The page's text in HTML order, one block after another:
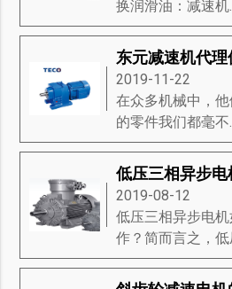
换润滑油：减速机
2019-11-22
在众多机械中，
的零件我们都毫不
2019-08-12
低压三相异步电
作？简而言之，低